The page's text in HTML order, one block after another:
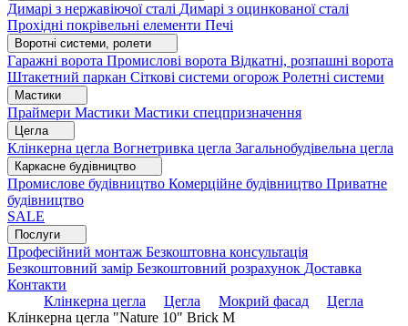
Димарі з нержавіючої сталі Димарі з оцинкованої сталі
Прохідні покрівельні елементи Печі
Воротні системи, ролети
Гаражні ворота Промислові ворота Відкатні, розпашні ворота
Штакетний паркан Сіткові системи огорож Ролетні системи
Мастики
Праймери Мастики Мастики спецпризначення
Цегла
Клінкерна цегла Вогнетривка цегла Загальнобудівельна цегла
Каркасне будівництво
Промислове будівництво Комерційне будівництво Приватне
будівництво
SALE
Послуги
Професійний монтаж Безкоштовна консультація
Безкоштовний замір Безкоштовний розрахунок Доставка
Контакти
Клінкерна цегла
Цегла Мокрий фасад
Цегла
Клінкерна цегла "Nature 10" Brick M